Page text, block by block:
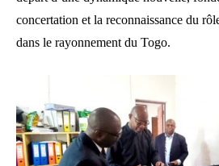
concertation et la reconnaissance du
dans le rayonnement du Togo.